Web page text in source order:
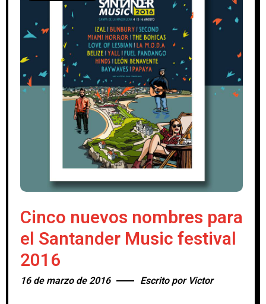
Cinco nuevos nombres para
el Santander Music festival
2016
16 de marzo de 2016 Escrito por Victor